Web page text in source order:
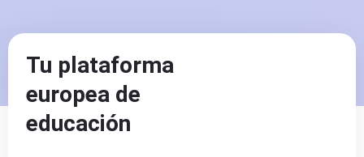
Tu plataforma
europea de
educación